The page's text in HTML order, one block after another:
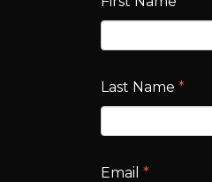
Last Name *
Email *